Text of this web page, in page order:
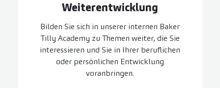
Weiter­entwicklung
Bilden Sie sich in unserer internen Baker
Tilly Academy zu Themen weiter, die Sie
interessieren und Sie in Ihrer beruflichen
oder persönlichen Entwicklung
voranbringen.